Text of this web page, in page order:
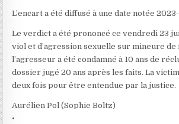
L’encart a été diffusé à une date notée
Le verdict a été prononcé ce vendredi 23
viol et d’agression sexuelle sur mineure de
l’agresseur a été condamné à 10 ans de
dossier jugé 20 ans après les faits. La
deux fois pour être entendue par la justice.
Aurélien Pol (Sophie Boltz)
•